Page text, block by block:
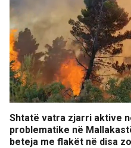
Shtatë vatra zjarri aktive
problematike në
beteja me flakët në disa